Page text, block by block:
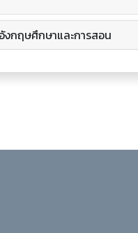
งกฤษศึกษาและการสอน